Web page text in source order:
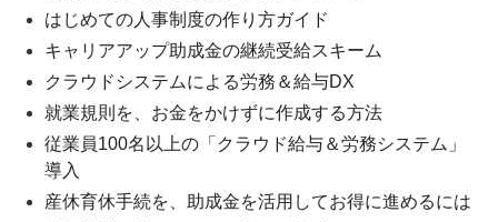
はじめての人事制度の作り方ガイド
キャリアアップ助成金の継続受給スキーム
クラウドシステムによる労務＆給与DX
就業規則を、お金をかけずに作成する方法
従業員100名以上の「クラウド給与＆労務システム」
導入
産休育休手続を、助成金を活用してお得に進めるには